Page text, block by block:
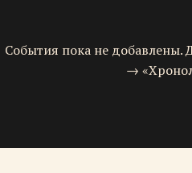
События пока не добавлены.
→